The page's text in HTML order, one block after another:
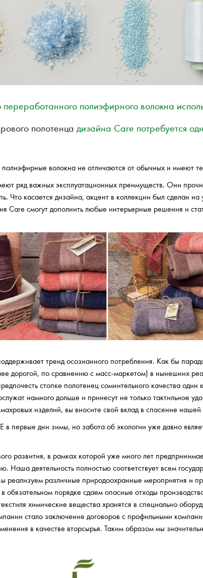
переработанного полиэфирного волокна
полотенца дизайна Care потребуется
волокна не отличаются от обычных и имеют
ряд важных эксплуатационных преимуществ. Они
Что касается дизайна, акцент в коллекции был сделан
Care смогут дополнить любые интерьерные решения и
тренд осознанного потребления. Как бы
дорогой, по сравнению с масс-маркетом) в нынешних
стопке полотенец сомнительного качества
намного дольше и принесут не только тактильное
изделий, вы вносите свой вклад в спасение
первые дни зимы, но забота об экологии уже давно
развития, в рамках которой уже много лет
Наша деятельность полностью соответствует всем
различные природоохранные мероприятия и
порядке сдаем опасные отходы
химические вещества хранятся в специально
стало заключение договоров с профильными
в качестве вторсырья. Таким образом мы